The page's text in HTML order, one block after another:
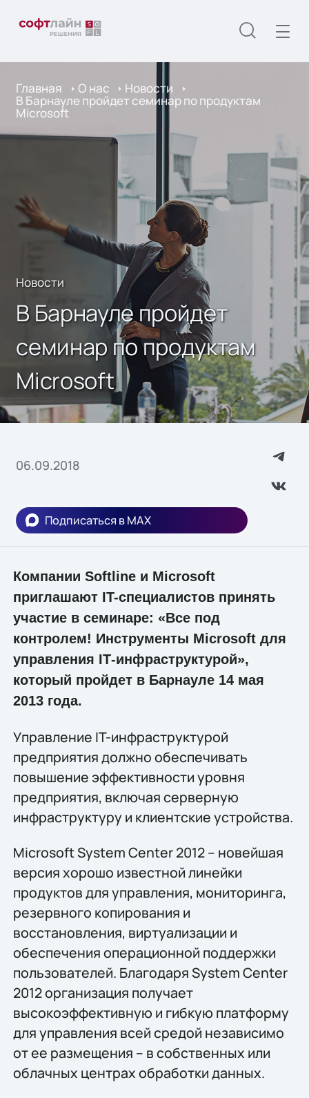
Главная О нас Новости
В Барнауле пройдет семинар по продуктам
Microsoft
Новости
В Барнауле пройдет
семинар по продуктам
Microsoft
06.09.2018
Подписаться в MAX
Компании Softline и Microsoft
приглашают IT-специалистов принять
участие в семинаре: «Все под
контролем! Инструменты Microsoft для
управления IТ-инфраструктурой»,
который пройдет в Барнауле 14 мая
2013 года.
Управление IT-инфраструктурой
предприятия должно обеспечивать
повышение эффективности уровня
предприятия, включая серверную
инфраструктуру и клиентские устройства.
Microsoft System Center 2012 – новейшая
версия хорошо известной линейки
продуктов для управления, мониторинга,
резервного копирования и
восстановления, виртуализации и
обеспечения операционной поддержки
пользователей. Благодаря System Center
2012 организация получает
высокоэффективную и гибкую платформу
для управления всей средой независимо
от ее размещения – в собственных или
облачных центрах обработки данных.